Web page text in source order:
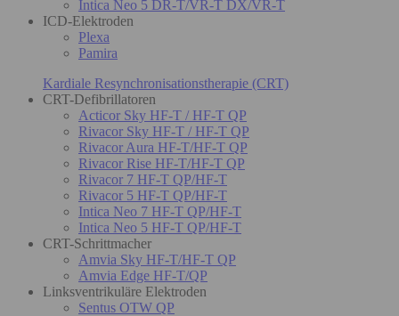
Intica Neo 5 DR-T/VR-T DX/VR-T
ICD-Elektroden
Plexa
Pamira
Kardiale Resynchronisationstherapie (CRT)
CRT-Defibrillatoren
Acticor Sky HF-T / HF-T QP
Rivacor Sky HF-T / HF-T QP
Rivacor Aura HF-T/HF-T QP
Rivacor Rise HF-T/HF-T QP
Rivacor 7 HF-T QP/HF-T
Rivacor 5 HF-T QP/HF-T
Intica Neo 7 HF-T QP/HF-T
Intica Neo 5 HF-T QP/HF-T
CRT-Schrittmacher
Amvia Sky HF-T/HF-T QP
Amvia Edge HF-T/QP
Linksventrikuläre Elektroden
Sentus OTW QP